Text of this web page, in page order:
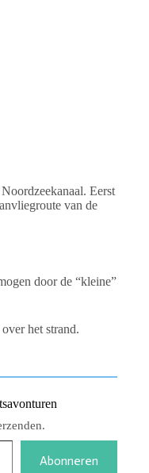
Eerst
van de
door de “kleine”
het strand.
Abonneren